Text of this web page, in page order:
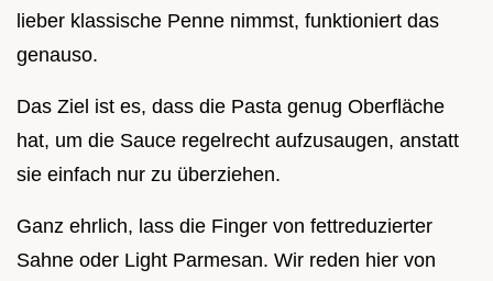
lieber klassische Penne nimmst, funktioniert das
genauso.
Das Ziel ist es, dass die Pasta genug Oberfläche
hat, um die Sauce regelrecht aufzusaugen, anstatt
sie einfach nur zu überziehen.
Ganz ehrlich, lass die Finger von fettreduzierter
Sahne oder Light Parmesan. Wir reden hier von